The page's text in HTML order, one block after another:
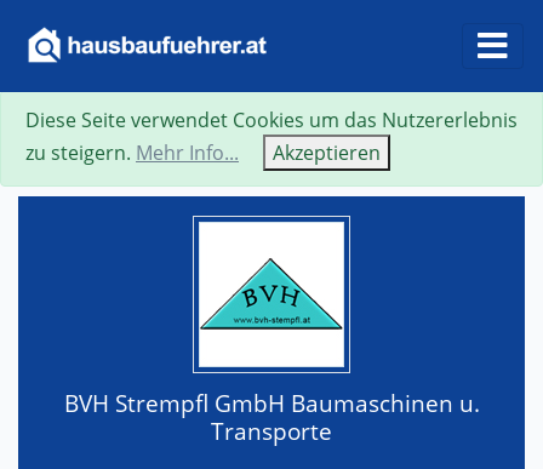
Suche Neue Suche Zurück
BVH Strempfl GmbH Baumaschinen u.
Transporte
Diese Seite verwendet Cookies um das Nutzererlebnis
zu steigern. Mehr Info... Akzeptieren